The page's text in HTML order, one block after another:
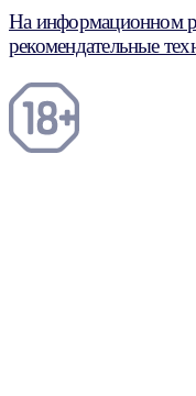
На информационном
рекомендательные